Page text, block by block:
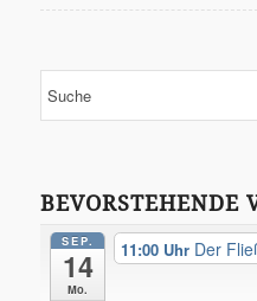
BEVORSTEHENDE
SEP.
14
Mo.
11:00 Der